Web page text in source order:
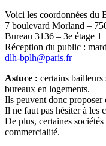
Voici les coordonnées du
7 boulevard Morland –
Bureau 3136 – 3e étage 1
Réception du public :
dlh-bplh@paris.fr
Astuce : certains
bureaux en logements.
Ils peuvent donc proposer
Il ne faut pas hésiter à les
De plus, certaines
commercialité.